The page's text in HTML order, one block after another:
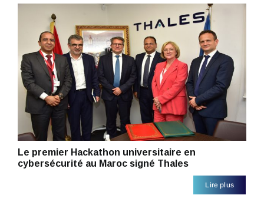
Le premier Hackathon universitaire en
cybersécurité au Maroc signé Thales
Lire plus